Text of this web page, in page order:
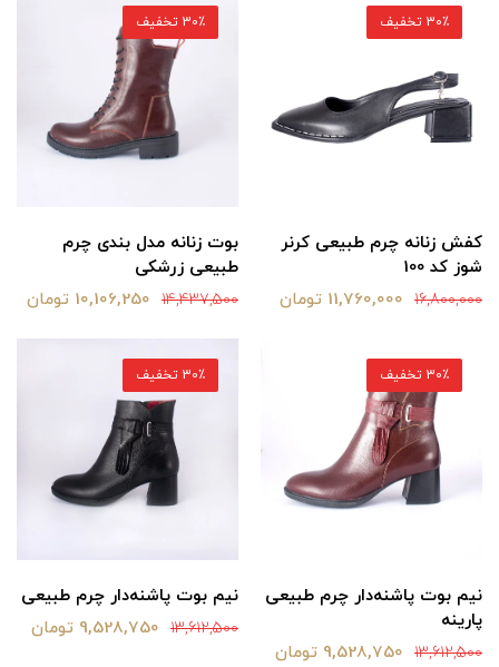
کفش زنانه چرم طبیعی کرنر
شوز کد 100
16,800,000 11,760,000 تومان
30٪ تخفیف
بوت زنانه مدل بندی چرم
طبیعی زرشکی
14,437,500 10,106,250 تومان
30٪ تخفیف
نیم بوت پاشنه‌دار چرم طبیعی
پارینه
13,612,500 9,528,750 تومان
30٪ تخفیف
نیم بوت پاشنه‌دار چرم طبیعی
13,612,500 9,528,750 تومان
30٪ تخفیف